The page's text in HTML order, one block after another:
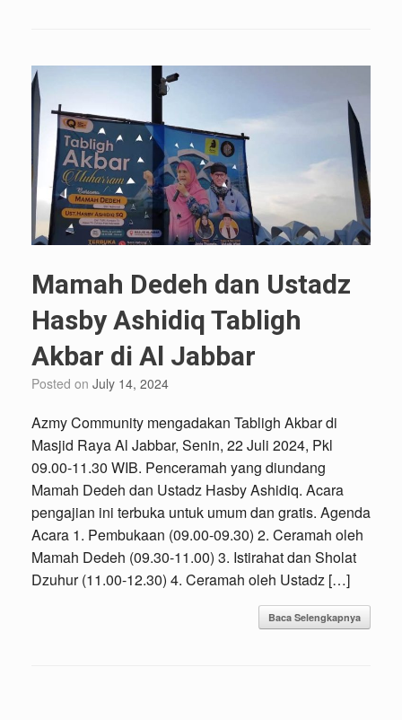
Mamah Dedeh dan Ustadz
Hasby Ashidiq Tabligh
Akbar di Al Jabbar
Posted on July 14, 2024
Azmy Community mengadakan Tabligh Akbar di
Masjid Raya Al Jabbar, Senin, 22 Juli 2024, Pkl
09.00-11.30 WIB. Penceramah yang diundang
Mamah Dedeh dan Ustadz Hasby Ashidiq. Acara
pengajian ini terbuka untuk umum dan gratis. Agenda
Acara 1. Pembukaan (09.00-09.30) 2. Ceramah oleh
Mamah Dedeh (09.30-11.00) 3. Istirahat dan Sholat
Dzuhur (11.00-12.30) 4. Ceramah oleh Ustadz […]
Baca Selengkapnya